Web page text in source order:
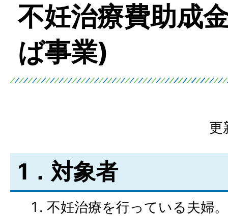
不妊治療費助成
ば事業)
更
1．対象者
不妊治療を行っている夫婦